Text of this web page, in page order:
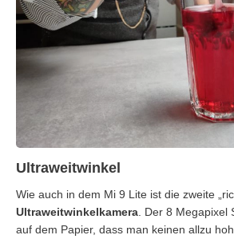
Ultraweitwinkel
Wie auch in dem Mi 9 Lite ist die zweite
Ultraweitwinkelkamera . Der 8
auf dem Papier, dass man keinen allzu